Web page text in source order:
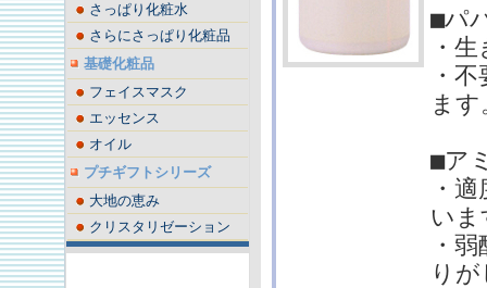
さっぱり化粧水
さらにさっぱり化粧品
基礎化粧品
フェイスマスク
エッセンス
オイル
プチギフトシリーズ
大地の恵み
クリスタリゼーション
■パ
・
・
ます
■ア
・
いま
・
り